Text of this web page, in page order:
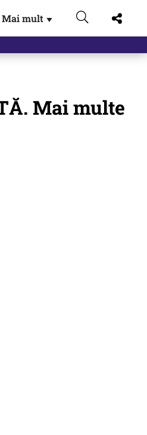
Mai mult ▼
Mai multe